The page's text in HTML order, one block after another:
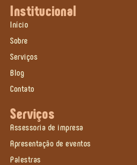
Institucional
Início
Sobre
Serviços
Blog
Contato
Serviços
Assessoria de impresa
Apresentação de eventos
Palestras